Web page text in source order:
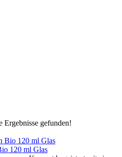
Ergebnisse gefunden!
120 ml Glas